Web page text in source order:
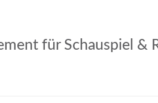
für Schauspiel &